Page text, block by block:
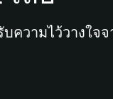
ความไว้วางใจ